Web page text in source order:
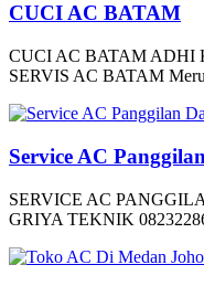
CUCI AC BATAM
CUCI AC BATAM ADHI
SERVIS AC BATAM
Service AC
SERVICE AC
GRIYA TEKNIK